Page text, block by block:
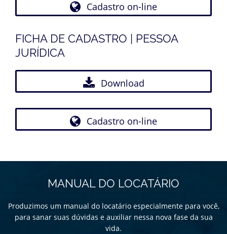
Cadastro on-line
FICHA DE CADASTRO | PESSOA
JURÍDICA
Download
Cadastro on-line
MANUAL DO LOCATÁRIO
Produzimos um manual do locatário especialmente para você,
para sanar suas dúvidas e auxiliar nessa nova fase da sua
vida.